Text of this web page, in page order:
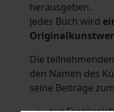
herausgeben.
Jedes Buch wird
Die
den Namen des
seine Beiträge